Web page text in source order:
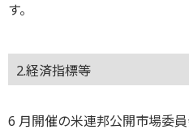
す。
2.経済指標等
6 月開催の米連邦公開市場委